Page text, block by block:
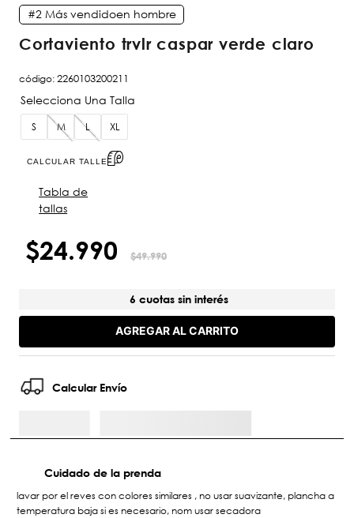
#2 Más vendidoen hombre
cortaviento trvlr caspar verde claro
código:2260103200211
S M L XL
CALCULAR TALLE
Tabla de
tallas
$24.990 $49.990
6 cuotas sin interés
AGREGAR AL CARRITO
Calcular Envío
Cuidado de la prenda
lavar por el reves con colores similares , no usar suavizante, plancha a
temperatura baja si es necesario, nom usar secadora